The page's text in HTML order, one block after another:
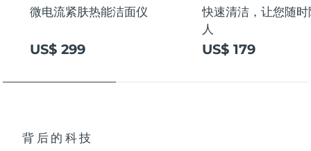
微电流紧肤热能洁面仪
US$ 299
快速清洁，让您随
人
US$ 179
背后的科技